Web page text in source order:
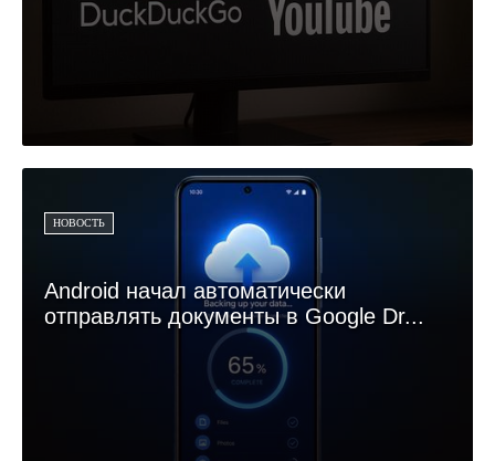
НОВОСТЬ
Android начал автоматически
отправлять документы в Google Dr...